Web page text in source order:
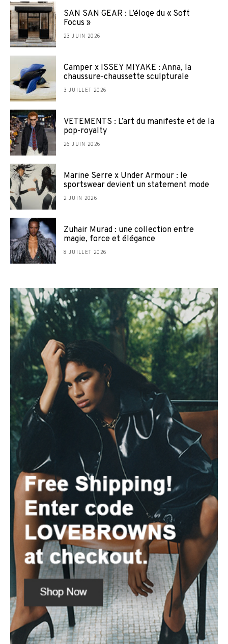
SAN SAN GEAR : L’éloge du « Soft
Focus »
23 JUIN 2026
Camper x ISSEY MIYAKE : Anna, la
chaussure-chaussette sculpturale
3 JUILLET 2026
VETEMENTS : L’art du manifeste et de la
pop-royalty
26 JUIN 2026
Marine Serre x Under Armour : le
sportswear devient un statement mode
2 JUIN 2026
Zuhair Murad : une collection entre
magie, force et élégance
8 JUILLET 2026